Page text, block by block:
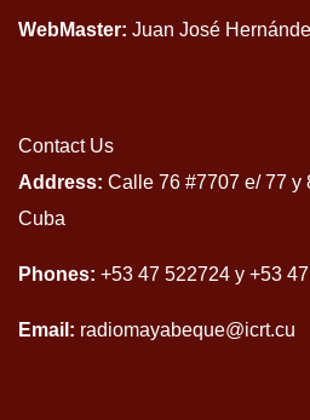
WebMaster: Juan José
Contact Us
Address: Calle 76 #7707 e/ 77 y
Cuba
Phones: +53 47 522724 y +53
Email: radiomayabeque@icrt.cu